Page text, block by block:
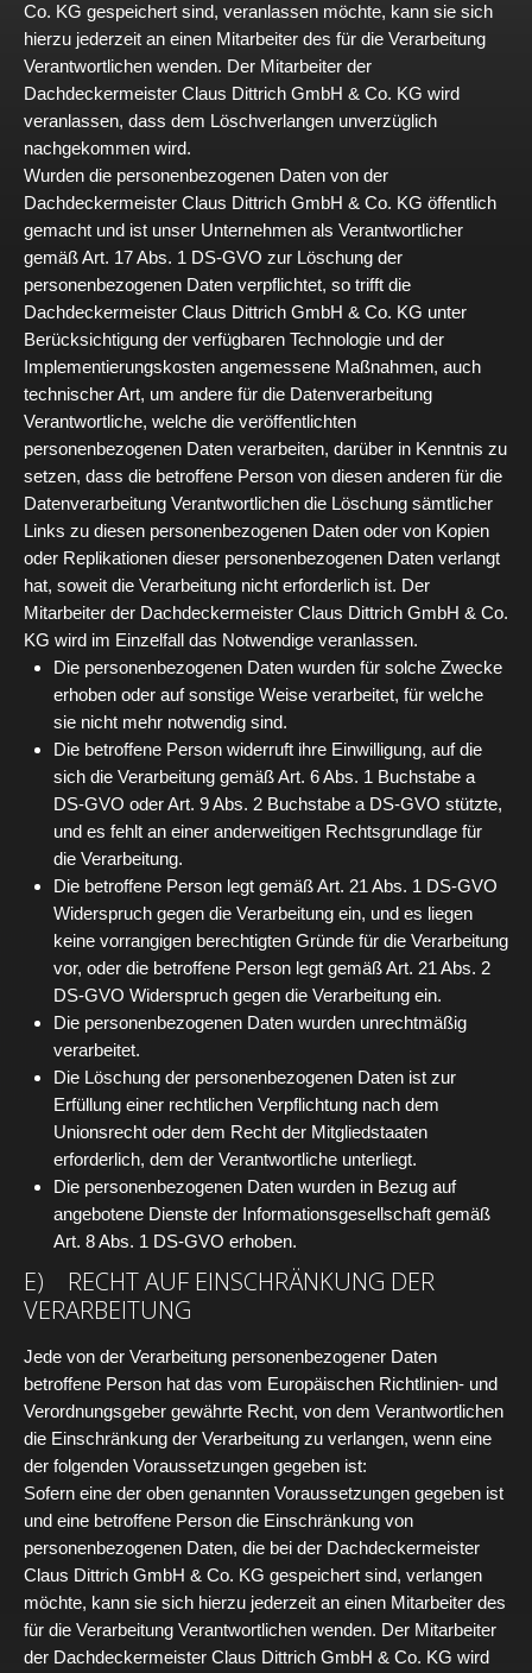
Co. KG gespeichert sind, veranlassen möchte, kann sie sich
hierzu jederzeit an einen Mitarbeiter des für die Verarbeitung
Verantwortlichen wenden. Der Mitarbeiter der
Dachdeckermeister Claus Dittrich GmbH & Co. KG wird
veranlassen, dass dem Löschverlangen unverzüglich
nachgekommen wird.
Wurden die personenbezogenen Daten von der
Dachdeckermeister Claus Dittrich GmbH & Co. KG öffentlich
gemacht und ist unser Unternehmen als Verantwortlicher
gemäß Art. 17 Abs. 1 DS-GVO zur Löschung der
personenbezogenen Daten verpflichtet, so trifft die
Dachdeckermeister Claus Dittrich GmbH & Co. KG unter
Berücksichtigung der verfügbaren Technologie und der
Implementierungskosten angemessene Maßnahmen, auch
technischer Art, um andere für die Datenverarbeitung
Verantwortliche, welche die veröffentlichten
personenbezogenen Daten verarbeiten, darüber in Kenntnis zu
setzen, dass die betroffene Person von diesen anderen für die
Datenverarbeitung Verantwortlichen die Löschung sämtlicher
Links zu diesen personenbezogenen Daten oder von Kopien
oder Replikationen dieser personenbezogenen Daten verlangt
hat, soweit die Verarbeitung nicht erforderlich ist. Der
Mitarbeiter der Dachdeckermeister Claus Dittrich GmbH & Co.
KG wird im Einzelfall das Notwendige veranlassen.
Die personenbezogenen Daten wurden für solche Zwecke
erhoben oder auf sonstige Weise verarbeitet, für welche
sie nicht mehr notwendig sind.
Die betroffene Person widerruft ihre Einwilligung, auf die
sich die Verarbeitung gemäß Art. 6 Abs. 1 Buchstabe a
DS-GVO oder Art. 9 Abs. 2 Buchstabe a DS-GVO stützte,
und es fehlt an einer anderweitigen Rechtsgrundlage für
die Verarbeitung.
Die betroffene Person legt gemäß Art. 21 Abs. 1 DS-GVO
Widerspruch gegen die Verarbeitung ein, und es liegen
keine vorrangigen berechtigten Gründe für die Verarbeitung
vor, oder die betroffene Person legt gemäß Art. 21 Abs. 2
DS-GVO Widerspruch gegen die Verarbeitung ein.
Die personenbezogenen Daten wurden unrechtmäßig
verarbeitet.
Die Löschung der personenbezogenen Daten ist zur
Erfüllung einer rechtlichen Verpflichtung nach dem
Unionsrecht oder dem Recht der Mitgliedstaaten
erforderlich, dem der Verantwortliche unterliegt.
Die personenbezogenen Daten wurden in Bezug auf
angebotene Dienste der Informationsgesellschaft gemäß
Art. 8 Abs. 1 DS-GVO erhoben.
E) RECHT AUF EINSCHRÄNKUNG DER
VERARBEITUNG
Jede von der Verarbeitung personenbezogener Daten
betroffene Person hat das vom Europäischen Richtlinien- und
Verordnungsgeber gewährte Recht, von dem Verantwortlichen
die Einschränkung der Verarbeitung zu verlangen, wenn eine
der folgenden Voraussetzungen gegeben ist:
Sofern eine der oben genannten Voraussetzungen gegeben ist
und eine betroffene Person die Einschränkung von
personenbezogenen Daten, die bei der Dachdeckermeister
Claus Dittrich GmbH & Co. KG gespeichert sind, verlangen
möchte, kann sie sich hierzu jederzeit an einen Mitarbeiter des
für die Verarbeitung Verantwortlichen wenden. Der Mitarbeiter
der Dachdeckermeister Claus Dittrich GmbH & Co. KG wird